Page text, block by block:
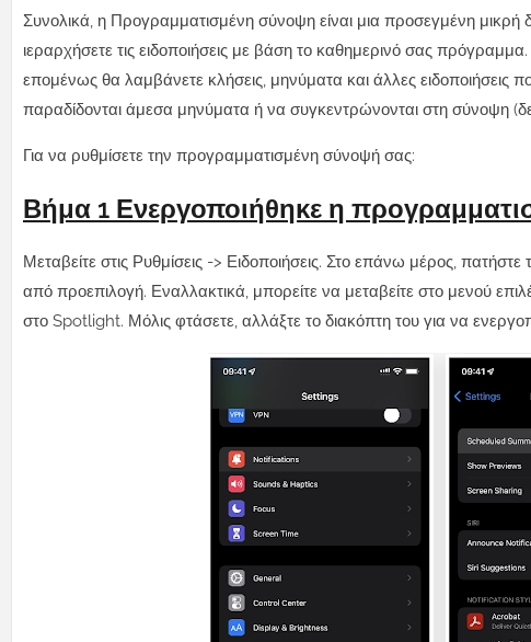
Συνολικά, η Προγραμματισμένη σύνοψη είναι μια προσεγμένη
ιεραρχήσετε τις ειδοποιήσεις με βάση το καθημερινό σας
επομένως θα λαμβάνετε κλήσεις, μηνύματα και άλλες ειδοποιήσεις
παραδίδονται άμεσα μηνύματα ή να συγκεντρώνονται στη σύνοψη
Για να ρυθμίσετε την προγραμματισμένη σύνοψή σας:
Βήμα 1 Ενεργοποιήθηκε η
Μεταβείτε στις Ρυθμίσεις -> Ειδοποιήσεις. Στο επάνω μέρος,
από προεπιλογή. Εναλλακτικά, μπορείτε να μεταβείτε στο μενού
στο Spotlight. Μόλις φτάσετε, αλλάξτε το διακόπτη του για να